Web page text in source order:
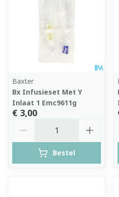
Baxter
Bx Infusieset Met Y
Inlaat 1 Emc9611g
€ 3,00
Bestel